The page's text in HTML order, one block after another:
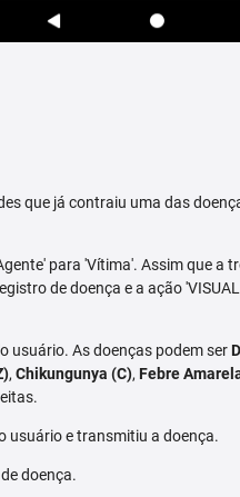
que já contraiu uma das
para 'Vítima'. Assim que a
de doença e a ação
usuário. As doenças podem ser
,Chikungunya (C),Febre
usuário e transmitiu a doença.
doença.